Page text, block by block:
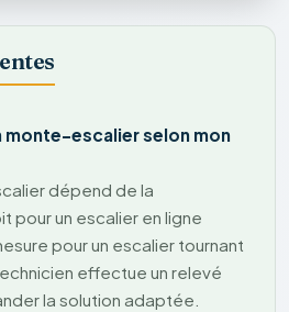
monte-escalier selon mon
dépend de la
pour un escalier en ligne
pour un escalier tournant
effectue un relevé
la solution adaptée.